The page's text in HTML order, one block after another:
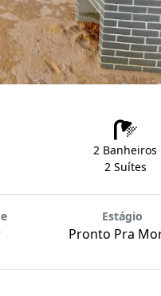
2 Banheiros
2 Suítes
Estágio
Pronto Pra